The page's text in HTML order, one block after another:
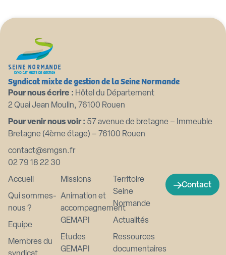
Syndicat mixte de gestion de la Seine Normande
Pour nous écrire : Hôtel du Département
2 Quai Jean Moulin, 76100 Rouen
Pour venir nous voir : 57 avenue de bretagne – Immeuble
Bretagne (4ème étage) – 76100 Rouen
contact@smgsn.fr
02 79 18 22 30
Accueil
Qui sommes-
nous ?
Equipe
Membres du
Missions
Animation et
accompagnement
GEMAPI
Etudes
GEMAPI
Territoire
Seine
Normande
Actualités
Ressources
documentaires
Contact